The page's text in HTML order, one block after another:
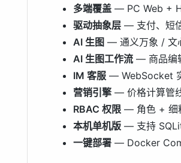
多端覆盖 — PC Web +
驱动抽象层 — 支付、短
AI 生图 — 通义万象 / 文
AI 生图工作流 — 商品编
IM 客服 — WebSocket
营销引擎 — 价格计算管
RBAC 权限 — 角色 + 细
本机单机版 — 支持
一键部署 — Docker